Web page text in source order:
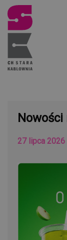
Nowości
27 lipca 2026